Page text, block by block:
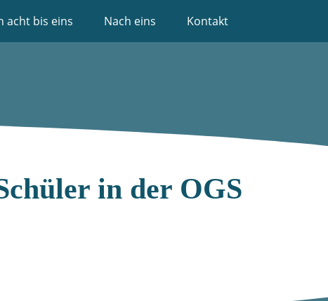
acht bis eins Nach eins Kontakt
in der OGS